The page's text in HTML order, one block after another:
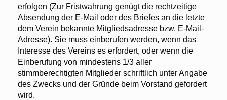
erfolgen (Zur Fristwahrung genügt die rechtzeitige
Absendung der E-Mail oder des Briefes an die letzte
dem Verein bekannte Mitgliedsadresse bzw. E-Mail-
Adresse). Sie muss einberufen werden, wenn das
Interesse des Vereins es erfordert, oder wenn die
Einberufung von mindestens 1/3 aller
stimmberechtigten Mitglieder schriftlich unter Angabe
des Zwecks und der Gründe beim Vorstand gefordert
wird.